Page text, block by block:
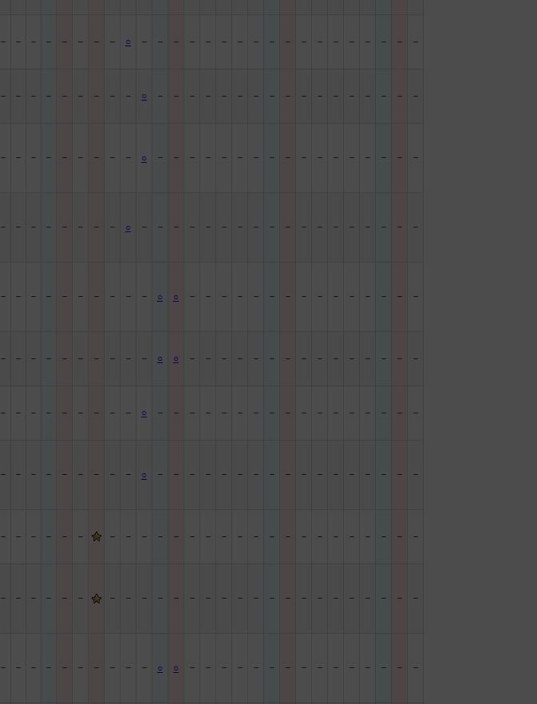
－ － － － － － － － ○ － － － － － － － － － － － － － － － － － －
－ － － － － － － － － ○ － － － － － － － － － － － － － － － － －
－ － － － － － － － － ○ － － － － － － － － － － － － － － － － －
－ － － － － － － － ○ － － － － － － － － － － － － － － － － － －
－ － － － － － － － － － ○ ○ － － － － － － － － － － － － － － －
－ － － － － － － － － － ○ ○ － － － － － － － － － － － － － － －
－ － － － － － － － － ○ － － － － － － － － － － － － － － － － －
－ － － － － － － － － ○ － － － － － － － － － － － － － － － － －
－ － － － － － － － － － － － － － － － － － － － － － － － － －
－ － － － － － － － － － － － － － － － － － － － － － － － － －
－ － － － － － － － － － ○ ○ － － － － － － － － － － － － － － －